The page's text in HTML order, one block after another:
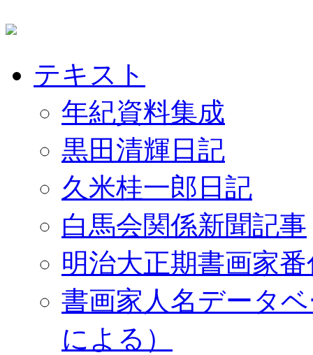
テキスト
年紀資料集成
黒田清輝日記
久米桂一郎日記
白馬会関係新聞記事
明治大正期書画家
書画家人名データ
による）